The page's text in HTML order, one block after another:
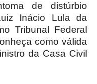
de distúrbio
Inácio Lula da
Tribunal Federal
como válida
da Casa Civil